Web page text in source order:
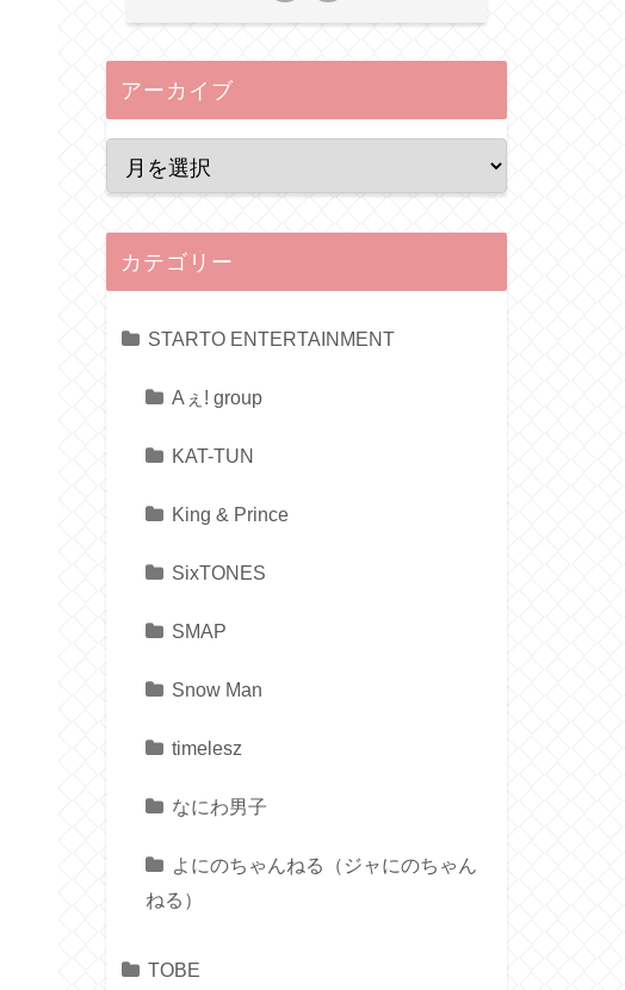
アーカイブ
カテゴリー
STARTO ENTERTAINMENT
Aぇ! group
KAT-TUN
King & Prince
SixTONES
SMAP
Snow Man
timelesz
なにわ男子
よにのちゃんねる（ジャにのちゃん
ねる）
TOBE